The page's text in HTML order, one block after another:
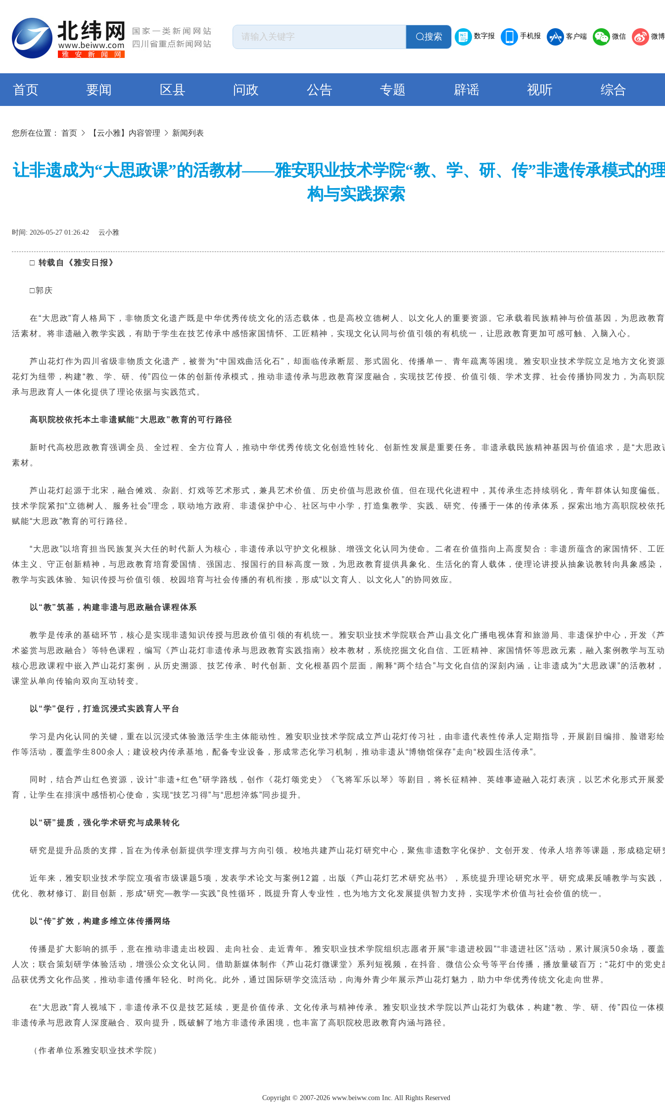
搜索 数字报 手机报 客户端 微信 微博
首页 要闻 区县 问政 公告 专题 辟谣 视听 综合
您所在位置： 首页 【云小雅】内容管理 新闻列表
让非遗成为“大思政课”的活教材——雅安职业技术学院“教、学、研、传”非遗传承模式的
构与实践探索
时间: 2026-05-27 01:26:42 云小雅
□ 转载自《雅安日报》
□郭庆
在“大思政”育人格局下，非物质文化遗产既是中华优秀传统文化的活态载体，也是高校立德树人、以文化人的重要资源。它承载着民族精神与价值基因，为思政教
活素材。将非遗融入教学实践，有助于学生在技艺传承中感悟家国情怀、工匠精神，实现文化认同与价值引领的有机统一，让思政教育更加可感可触、入脑入心。
芦山花灯作为四川省级非物质文化遗产，被誉为“中国戏曲活化石”，却面临传承断层、形式固化、传播单一、青年疏离等困境。雅安职业技术学院立足地方文化资
花灯为纽带，构建“教、学、研、传”四位一体的创新传承模式，推动非遗传承与思政教育深度融合，实现技艺传授、价值引领、学术支撑、社会传播协同发力，为高职
承与思政育人一体化提供了理论依据与实践范式。
高职院校依托本土非遗赋能“大思政”教育的可行路径
新时代高校思政教育强调全员、全过程、全方位育人，推动中华优秀传统文化创造性转化、创新性发展是重要任务。非遗承载民族精神基因与价值追求，是“大思政
素材。
芦山花灯起源于北宋，融合傩戏、杂剧、灯戏等艺术形式，兼具艺术价值、历史价值与思政价值。但在现代化进程中，其传承生态持续弱化，青年群体认知度偏低
技术学院紧扣“立德树人、服务社会”理念，联动地方政府、非遗保护中心、社区与中小学，打造集教学、实践、研究、传播于一体的传承体系，探索出地方高职院校依
赋能“大思政”教育的可行路径。
“大思政”以培育担当民族复兴大任的时代新人为核心，非遗传承以守护文化根脉、增强文化认同为使命。二者在价值指向上高度契合：非遗所蕴含的家国情怀、工
体主义、守正创新精神，与思政教育培育爱国情、强国志、报国行的目标高度一致，为思政教育提供具象化、生活化的育人载体，使理论讲授从抽象说教转向具象感染
教学与实践体验、知识传授与价值引领、校园培育与社会传播的有机衔接，形成“以文育人、以文化人”的协同效应。
以“教”筑基，构建非遗与思政融合课程体系
教学是传承的基础环节，核心是实现非遗知识传授与思政价值引领的有机统一。雅安职业技术学院联合芦山县文化广播电视体育和旅游局、非遗保护中心，开发《
术鉴赏与思政融合》等特色课程，编写《芦山花灯非遗传承与思政教育实践指南》校本教材，系统挖掘文化自信、工匠精神、家国情怀等思政元素，融入案例教学与互
核心思政课程中嵌入芦山花灯案例，从历史溯源、技艺传承、时代创新、文化根基四个层面，阐释“两个结合”与文化自信的深刻内涵，让非遗成为“大思政课”的活教材
课堂从单向传输向双向互动转变。
以“学”促行，打造沉浸式实践育人平台
学习是内化认同的关键，重在以沉浸式体验激活学生主体能动性。雅安职业技术学院成立芦山花灯传习社，由非遗代表性传承人定期指导，开展剧目编排、脸谱彩
作等活动，覆盖学生800余人；建设校内传承基地，配备专业设备，形成常态化学习机制，推动非遗从“博物馆保存”走向“校园生活传承”。
同时，结合芦山红色资源，设计“非遗+红色”研学路线，创作《花灯颂党史》《飞将军乐以琴》等剧目，将长征精神、英雄事迹融入花灯表演，以艺术化形式开展
育，让学生在排演中感悟初心使命，实现“技艺习得”与“思想淬炼”同步提升。
以“研”提质，强化学术研究与成果转化
研究是提升品质的支撑，旨在为传承创新提供学理支撑与方向引领。校地共建芦山花灯研究中心，聚焦非遗数字化保护、文创开发、传承人培养等课题，形成稳定研
近年来，雅安职业技术学院立项省市级课题5项，发表学术论文与案例12篇，出版《芦山花灯艺术研究丛书》，系统提升理论研究水平。研究成果反哺教学与实践
优化、教材修订、剧目创新，形成“研究—教学—实践”良性循环，既提升育人专业性，也为地方文化发展提供智力支持，实现学术价值与社会价值的统一。
以“传”扩效，构建多维立体传播网络
传播是扩大影响的抓手，意在推动非遗走出校园、走向社会、走近青年。雅安职业技术学院组织志愿者开展“非遗进校园”“非遗进社区”活动，累计展演50余场，覆
人次；联合策划研学体验活动，增强公众文化认同。借助新媒体制作《芦山花灯微课堂》系列短视频，在抖音、微信公众号等平台传播，播放量破百万；“花灯中的党史
品获优秀文化作品奖，推动非遗传播年轻化、时尚化。此外，通过国际研学交流活动，向海外青少年展示芦山花灯魅力，助力中华优秀传统文化走向世界。
在“大思政”育人视域下，非遗传承不仅是技艺延续，更是价值传承、文化传承与精神传承。雅安职业技术学院以芦山花灯为载体，构建“教、学、研、传”四位一体
非遗传承与思政育人深度融合、双向提升，既破解了地方非遗传承困境，也丰富了高职院校思政教育内涵与路径。
（作者单位系雅安职业技术学院）
Copyright © 2007-2026 www.beiww.com Inc. All Rights Reserved